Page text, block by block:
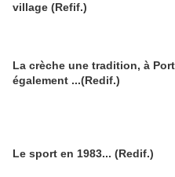
village (Refif.)
La crèche une tradition, à Portiragnes
également ...(Redif.)
Le sport en 1983... (Redif.)